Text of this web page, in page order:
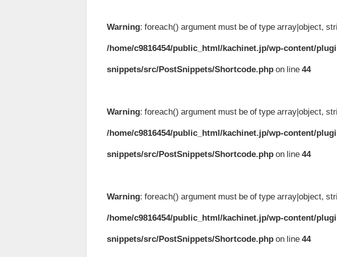
Warning: foreach() argument must be of type array|object,
/home/c9816454/public_html/kachinet.jp/wp-content/
snippets/src/PostSnippets/Shortcode.php on line44
Warning: foreach() argument must be of type array|object,
/home/c9816454/public_html/kachinet.jp/wp-content/
snippets/src/PostSnippets/Shortcode.php on line44
Warning: foreach() argument must be of type array|object,
/home/c9816454/public_html/kachinet.jp/wp-content/
snippets/src/PostSnippets/Shortcode.php on line44